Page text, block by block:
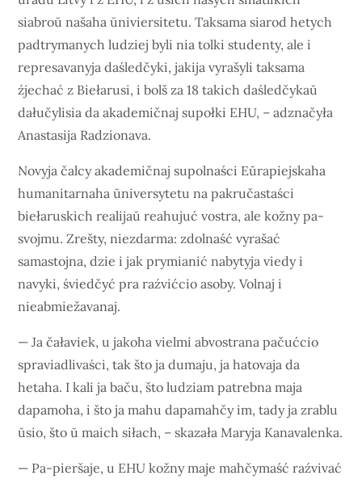
siabroŭ našaha ŭniviersitetu. Taksama siarod hetych
padtrymanych ludziej byli nia tolki studenty, ale i
represavanyja daśledčyki, jakija vyrašyli taksama
źjechać z Biełarusi, i bolš za 18 takich daśledčykaŭ
dałučylisia da akademičnaj supołki EHU, – adznačyła
Anastasija Radzionava.
Novyja čalcy akademičnaj supolnaści Eŭrapiejskaha
humanitarnaha ŭniversytetu na pakručastaści
biełaruskich realijaŭ reahujuć vostra, ale kožny pa-
svojmu. Zrešty, niezdarma: zdolnaść vyrašać
samastojna, dzie i jak prymianić nabytyja viedy i
navyki, śviedčyć pra raźvićcio asoby. Volnaj i
nieabmiežavanaj.
— Ja čałaviek, u jakoha vielmi abvostrana pačućcio
spraviadlivaści, tak što ja dumaju, ja hatovaja da
hetaha. I kali ja baču, što ludziam patrebna maja
dapamoha, i što ja mahu dapamahčy im, tady ja zrablu
ŭsio, što ŭ maich siłach, – skazała Maryja Kanavalenka.
— Pa-pieršaje, u EHU kožny maje mahčymaść raźvivać